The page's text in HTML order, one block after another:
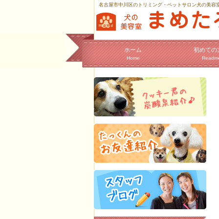
名古屋市中川区のトリミング・ペットサロン犬の美容
ホーム
Home
初めての